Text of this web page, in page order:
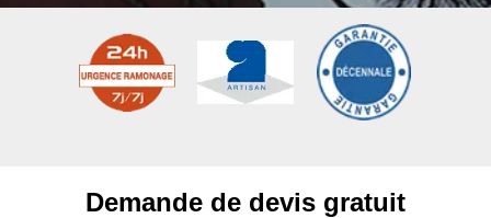
Demande de devis gratuit